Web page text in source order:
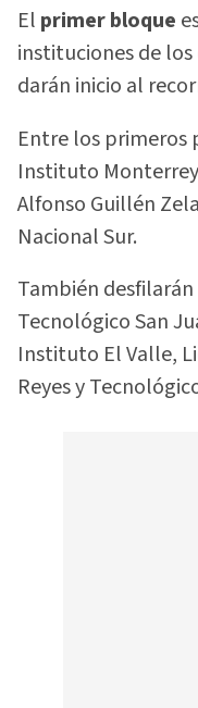
El primer bloque
instituciones de
darán inicio al
Entre los primeros
Instituto
Alfonso Guillén
Nacional Sur.
También
Tecnológico San
Instituto El Valle,
Reyes y